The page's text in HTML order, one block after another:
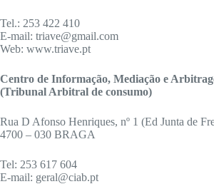
Tel.: 253 422 410
E-mail: triave@gmail.com
Web: www.triave.pt
Centro de Informação, Mediação e
(Tribunal Arbitral de consumo)
Rua D Afonso Henriques, nº 1 (Ed Junta de
4700 – 030 BRAGA
Tel: 253 617 604
E-mail: geral@ciab.pt